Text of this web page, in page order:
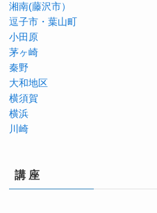
湘南(藤沢市）
逗子市・葉山町
小田原
茅ヶ崎
秦野
大和地区
横須賀
横浜
川崎
講 座